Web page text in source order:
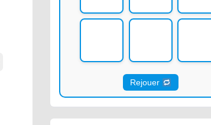
Rejouer